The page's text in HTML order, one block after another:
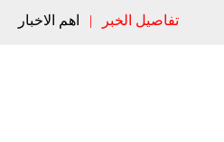
تفاصيل الخبر | اهم الاخبار